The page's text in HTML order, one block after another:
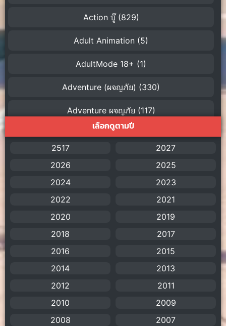
Action บู๊(829)
Adult Animation (5)
AdultMode 18+ (1)
Adventure (ผจญภัย) (330)
Adventure ผจญภัย (117)
(1)
Animation การ์ตูน
Animation แอนิเมชั่น
เลือกดูตามปี
2517
2027
2026
2025
2024
2023
2022
2021
2020
2019
2018
2017
2016
2015
2014
2013
2012
2011
2010
2009
2008
2007